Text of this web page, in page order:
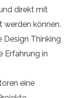
direkt mit
werden können.
Thinking
Erfahrung in
eine